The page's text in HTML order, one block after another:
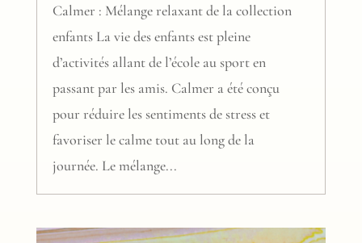
Calmer : Mélange relaxant de la collection
enfants La vie des enfants est pleine
d’activités allant de l’école au sport en
passant par les amis. Calmer a été conçu
pour réduire les sentiments de stress et
favoriser le calme tout au long de la
journée. Le mélange...